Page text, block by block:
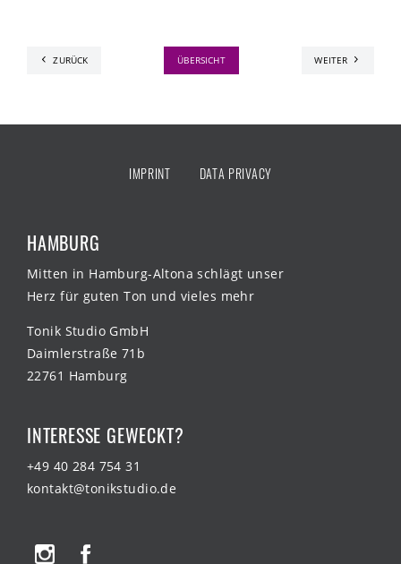
ZURÜCK ÜBERSICHT WEITER
IMPRINT DATA PRIVACY
HAMBURG
Mitten in Hamburg-Altona schlägt unser
Herz für guten Ton und vieles mehr
Tonik Studio GmbH
Daimlerstraße 71b
22761 Hamburg
INTERESSE GEWECKT?
+49 40 284 754 31
kontakt@tonikstudio.de